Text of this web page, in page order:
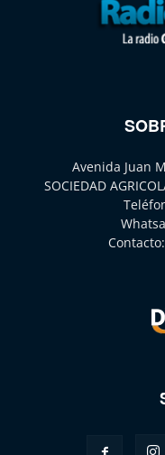
Avenida Juan
SOCIEDAD
Contacto: